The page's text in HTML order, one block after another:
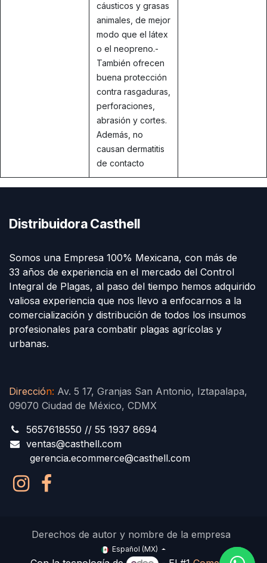
cáusticos y grasas
animales, de mejor
modo que el látex
o el neopreno.-
También ofrecen
buena protección
contra rasgaduras,
perforaciones,
abrasión y cortes.
Además, no
causan dermatitis
de contacto
Distribuidora Casthell
Somos una Empresa 100% Mexicana, con más de
33 años de experiencia en el mercado del Control
Integral de Plagas, al paso del tiempo hemos adquirido
valiosa experiencia que nos llevo a enfocarnos a la
comercialización y distribución de todos los insumos
profesionales para combatir plagas agrícolas y
urbanas.
Dirección: Av. 5 17, Granjas San Antonio, Iztapalapa,
09070 Ciudad de México, CDMX
5657618550 // 55 1937 8694
ventas@casthell.com
gerencia.ecommerce@casthell.com
Derechos de autor y nombre de la empresa
Español (MX)